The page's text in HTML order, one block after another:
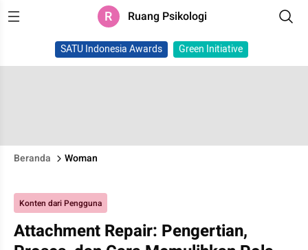
R Ruang Psikologi
SATU Indonesia Awards Green Initiative
Beranda Woman
Konten dari Pengguna
Attachment Repair: Pengertian,